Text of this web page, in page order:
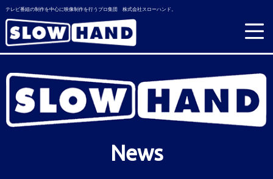
テレビ番組の制作を中心に映像制作を行うプロ集団 株式会社スローハンド。
News